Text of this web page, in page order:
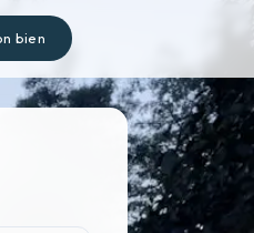
bien